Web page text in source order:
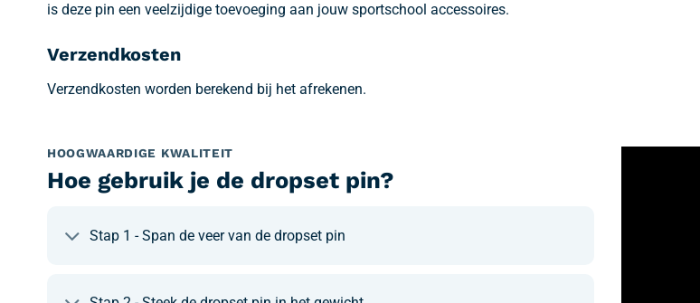
is deze pin een veelzijdige toevoeging aan jouw sportschool accessoires.
Verzendkosten
Verzendkosten worden berekend bij het afrekenen.
HOOGWAARDIGE KWALITEIT
Hoe gebruik je de dropset pin?
Stap 1 - Span de veer van de dropset pin